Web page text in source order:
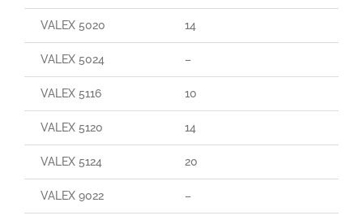
VALEX 5020 14
VALEX 5024 –
VALEX 5116 10
VALEX 5120 14
VALEX 5124 20
VALEX 9022 –